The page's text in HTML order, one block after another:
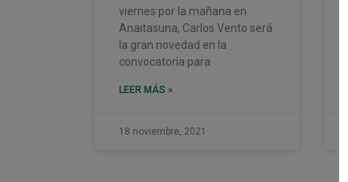
viernes por la mañana en
Anaitasuna, Carlos Vento será
la gran novedad en la
convocatoria para
LEER MÁS »
18 noviembre, 2021